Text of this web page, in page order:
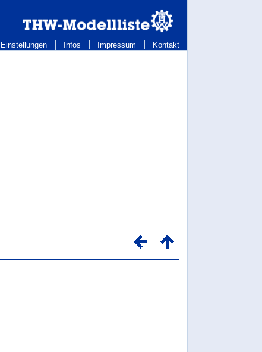
Infos Impressum
Kontakt